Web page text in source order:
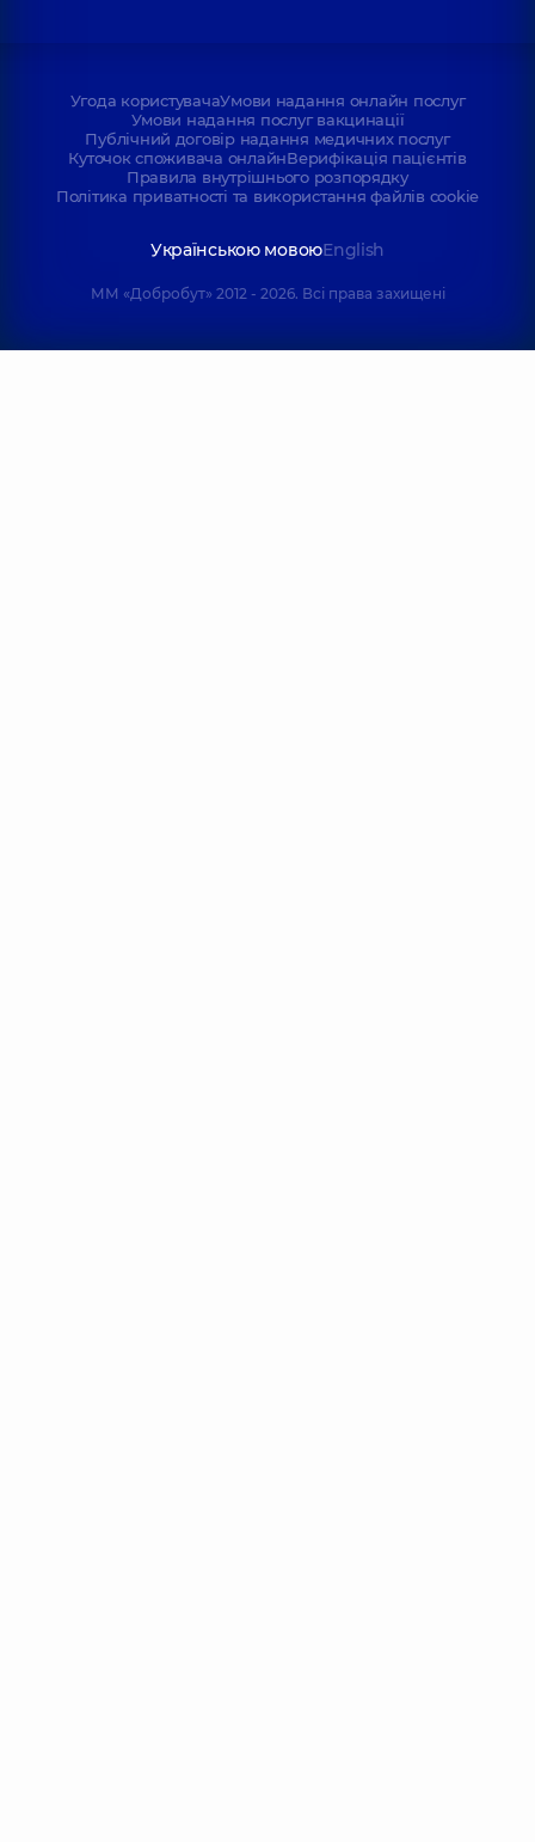
Угода користувачаУмови надання онлайн послуг
Умови надання послуг вакцинації
Публічний договір надання медичних послуг
Куточок споживача онлайнВерифікація пацієнтів
Правила внутрішнього розпорядку
Політика приватності та використання файлів cookie
Українською мовоюEnglish
ММ «Добробут» 2012 - 2026. Всі права захищені